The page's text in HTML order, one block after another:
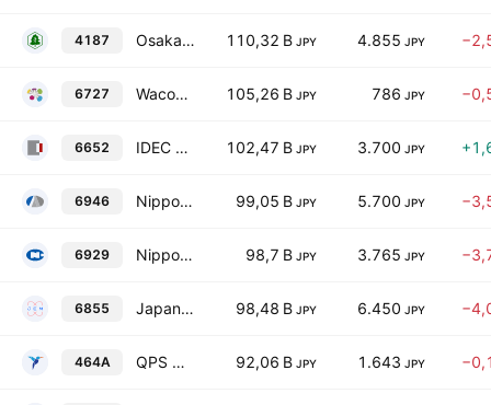
4187 Osaka Organic Chemical Industry Ltd. 110,32 B JPY 4.855 JPY
6727 Wacom Co., Ltd. 105,26 B JPY 786 JPY
6652 IDEC Corporation 102,47 B JPY 3.700 JPY
6946 Nippon Avionics Co., Ltd. 99,05 B JPY 5.700 JPY
6929 Nippon Ceramic Co., Ltd. 98,7 B JPY 3.765 JPY
6855 Japan Electronic Materials Corporation 98,48 B JPY 6.450 JPY
464A QPS Holdings, Inc. 92,06 B JPY 1.643 JPY